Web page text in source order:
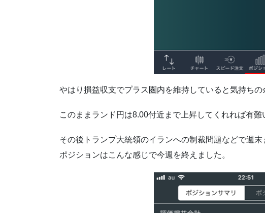
やはり損益収支でプラス圏内を維持していると気持ちの
このままランド円は8.00付近まで上昇してくれれば有
その後トランプ大統領のイランへの制裁問題などで週
ポジションはこんな感じで今週を終えました。